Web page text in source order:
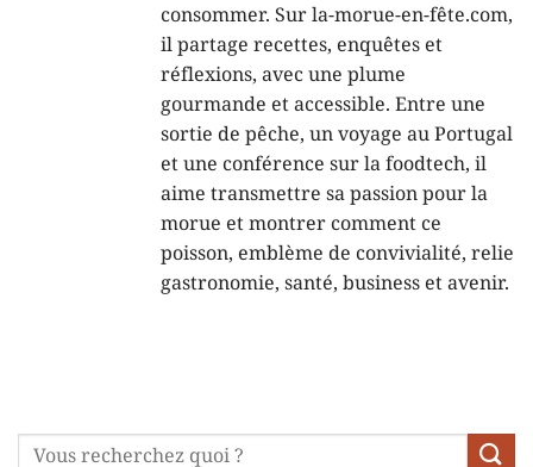
consommer. Sur la-morue-en-fête.com,
il partage recettes, enquêtes et
réflexions, avec une plume
gourmande et accessible. Entre une
sortie de pêche, un voyage au Portugal
et une conférence sur la foodtech, il
aime transmettre sa passion pour la
morue et montrer comment ce
poisson, emblème de convivialité, relie
gastronomie, santé, business et avenir.